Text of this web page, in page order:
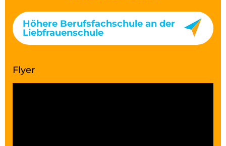
Höhere Berufsfachschule an der
Liebfrauenschule
Flyer